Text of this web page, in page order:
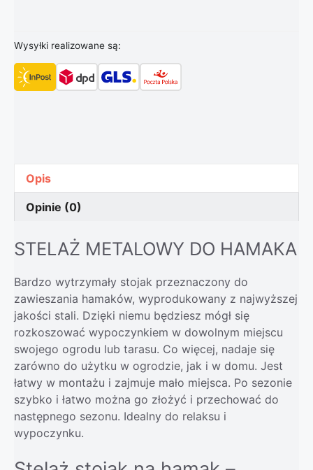
Wysyłki realizowane są:
Opis
Opinie (0)
STELAŻ METALOWY DO HAMAKA
Bardzo wytrzymały stojak przeznaczony do
zawieszania hamaków, wyprodukowany z najwyższej
jakości stali. Dzięki niemu będziesz mógł się
rozkoszować wypoczynkiem w dowolnym miejscu
swojego ogrodu lub tarasu. Co więcej, nadaje się
zarówno do użytku w ogrodzie, jak i w domu. Jest
łatwy w montażu i zajmuje mało miejsca. Po sezonie
szybko i łatwo można go złożyć i przechować do
następnego sezonu. Idealny do relaksu i
wypoczynku.